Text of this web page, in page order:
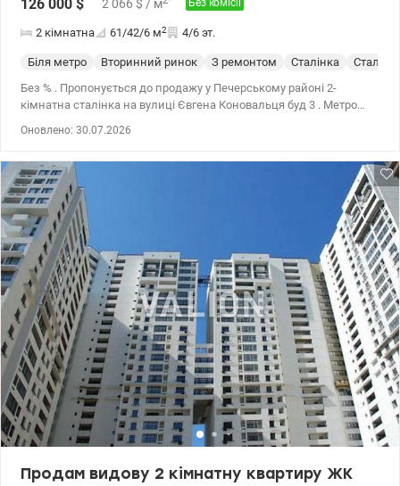
126 000 $ 2 066 $ / м Без комісії
2 кімнатна 61/42/6 м2 4/6 эт.
Біля метро Вторинний ринок З ремонтом Сталінка
Без % . Пропонується до продажу у Печерському районі 2-
кімнатна сталінка на вулиці Євгена Коновальця буд 3 . Метро
метро . По-друге, 4-й середній поверх. Квартира світла,
функціональне планування, гарний стан, газова колонка у будь
який час є горяча вода. Дві окремі кімнати, два балкони . Кухня 7
метрів. Санвузол роздільний . Вікна виходять у зелене подвір'я,
також на палац Україна . Поруч дитсадки, школи, дитячий та
спортивний майданчики, супермаркети , Володимирський
ринок . Транспортна розв'язка у всі райони міста. Також
розглядаємо державні програми . Торг . Телефонуйте! Відмінний
варіант для життя та здачі в оренду. Ціна 126000 уо 0963198153
Геннадій . Valion ua 1154810
Оновлено: 30.07.2026
Продам видову 2 кімнатну квартиру ЖК